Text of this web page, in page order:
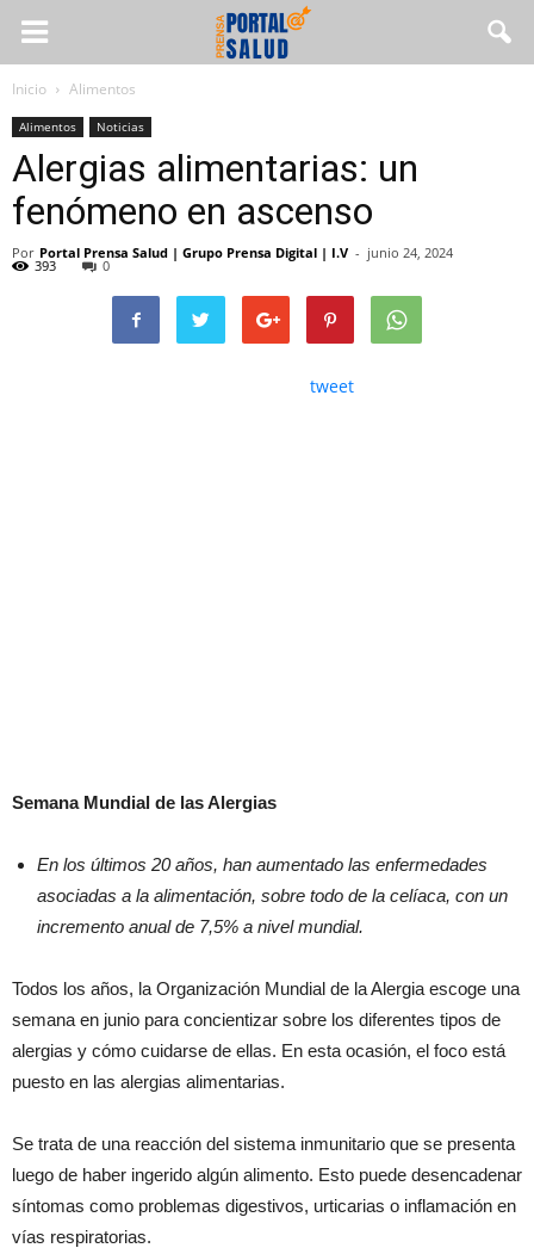
Inicio Alimentos
Alimentos Noticias
Alergias alimentarias: un
fenómeno en ascenso
Por Portal Prensa Salud | Grupo Prensa Digital | I.V - junio 24, 2024
393 0
tweet
Semana Mundial de las Alergias
En los últimos 20 años, han aumentado las enfermedades
asociadas a la alimentación, sobre todo de la celíaca, con un
incremento anual de 7,5% a nivel mundial.
Todos los años, la Organización Mundial de la Alergia escoge una
semana en junio para concientizar sobre los diferentes tipos de
alergias y cómo cuidarse de ellas. En esta ocasión, el foco está
puesto en las alergias alimentarias.
Se trata de una reacción del sistema inmunitario que se presenta
luego de haber ingerido algún alimento. Esto puede desencadenar
síntomas como problemas digestivos, urticarias o inflamación en
vías respiratorias.